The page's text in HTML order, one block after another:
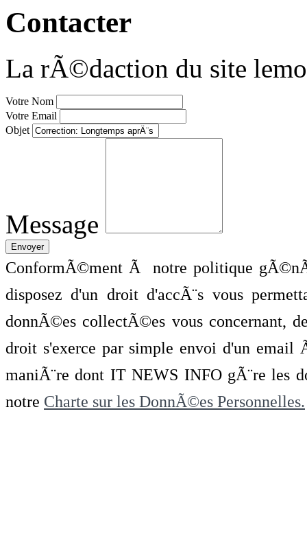
Contacter
La rÃ©daction du site
Votre Nom
Votre Email
Objet
Message
ConformÃ©ment Ã notre politique
disposez d'un droit d'accÃ¨s vous
donnÃ©es collectÃ©es vous concernant,
droit s'exerce par simple envoi d'un
maniÃ¨re dont IT NEWS INFO gÃ¨re les
notre Charte sur les DonnÃ©es Personnelles.